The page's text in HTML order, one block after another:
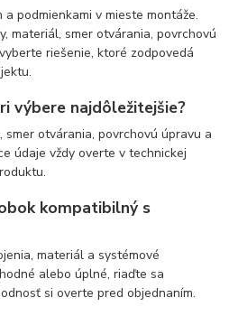
podmienkami v mieste montáže.
materiál, smer otvárania, povrchovú
riešenie, ktoré zodpovedá
výbere najdôležitejšie?
smer otvárania, povrchovú úpravu a
údaje vždy overte v technickej
kompatibilný s
materiál a systémové
alebo úplné, riaďte sa
si overte pred objednaním.